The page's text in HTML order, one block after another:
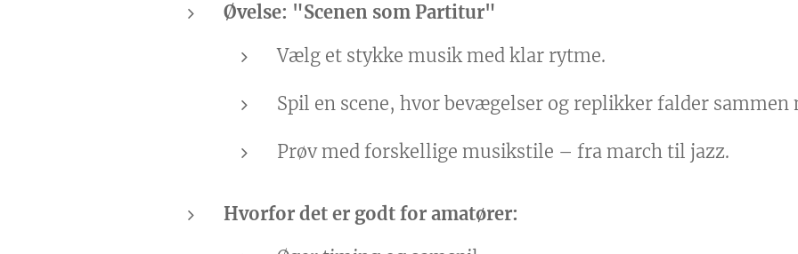
Øvelse: "Scenen som Partitur"
Vælg et stykke musik med klar rytme.
Spil en scene, hvor bevægelser og replikker falder sammen
Prøv med forskellige musikstile – fra march til jazz.
Hvorfor det er godt for amatører: